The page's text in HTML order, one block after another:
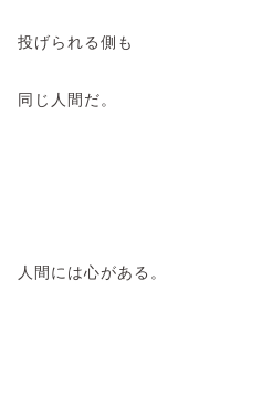
投げられる側も
同じ人間だ。
人間には心がある。